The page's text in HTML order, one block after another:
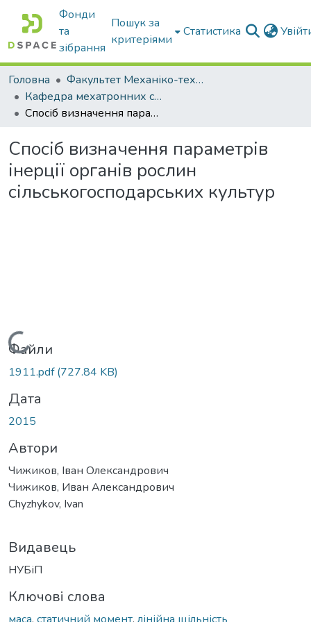
Фонди
та
зібрання
Пошук за
критеріями
Статистика
Головна
Факультет Механіко-технологічний
Кафедра мехатронних систем тракторів та сільскогосподарських машин
Спосіб визначення параметрів інерції органів рослин сільськогосподарських культур
Спосіб визначення параметрів
інерції органів рослин
сільськогосподарських культур
Вантажиться...
Файли
1911.pdf(727.84 KB)
Дата
2015
Автори
Чижиков, Іван Олександрович
Чижиков, Иван Александрович
Chyzhykov, Ivan
Видавець
НУБіП
Ключові слова